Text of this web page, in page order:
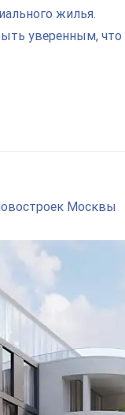
жилья.
уверенным, что
Москвы